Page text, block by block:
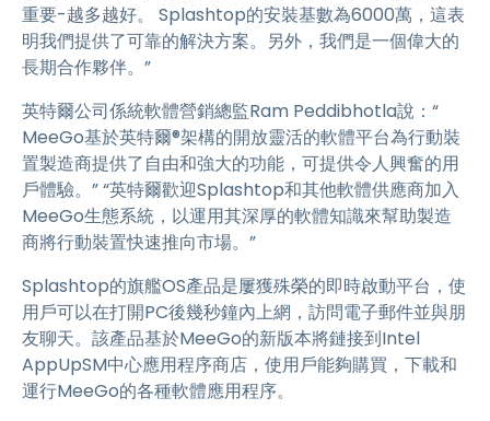
重要-越多越好。 Splashtop的安裝基數為6000萬，這表
明我們提供了可靠的解決方案。另外，我們是一個偉大的
長期合作夥伴。”
英特爾公司係統軟體營銷總監Ram Peddibhotla說：“
MeeGo基於英特爾®架構的開放靈活的軟體平台為行動裝
置製造商提供了自由和強大的功能，可提供令人興奮的用
戶體驗。” “英特爾歡迎Splashtop和其他軟體供應商加入
MeeGo生態系統，以運用其深厚的軟體知識來幫助製造
商將行動裝置快速推向市場。”
Splashtop的旗艦OS產品是屢獲殊榮的即時啟動平台，使
用戶可以在打開PC後幾秒鐘內上網，訪問電子郵件並與朋
友聊天。該產品基於MeeGo的新版本將鏈接到Intel
AppUpSM中心應用程序商店，使用戶能夠購買，下載和
運行MeeGo的各種軟體應用程序。